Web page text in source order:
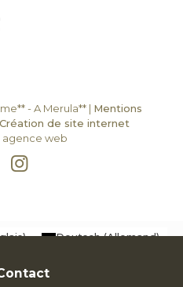
- A Merula** | Mentions
Création de site internet
agence web
) Deutsch(Allemand)